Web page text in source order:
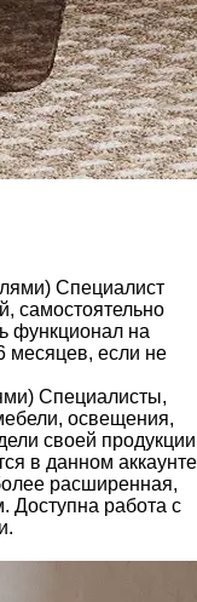
Специалист
самостоятельно
функционал на
месяцев, если не
Специалисты,
освещения,
своей продукции
в данном аккаунте
расширенная,
Доступна работа с